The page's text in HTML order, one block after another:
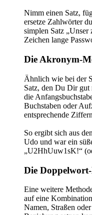
Nimm einen Satz,
ersetze Zahlwörter
simplen Satz
Zeichen lange
Die Akronym-
Ähnlich wie bei der
Satz, den Du Dir gut
die
Buchstaben oder
entsprechende
So ergibt sich aus
Udo und war ein
„U2HhUuw1sK!“
Die
Eine weitere
auf eine
Namen, Straßen